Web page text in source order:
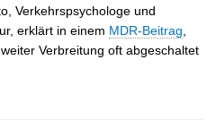
Verkehrspsychologe und
erklärt in einem MDR-Beitrag,
Verbreitung oft abgeschaltet